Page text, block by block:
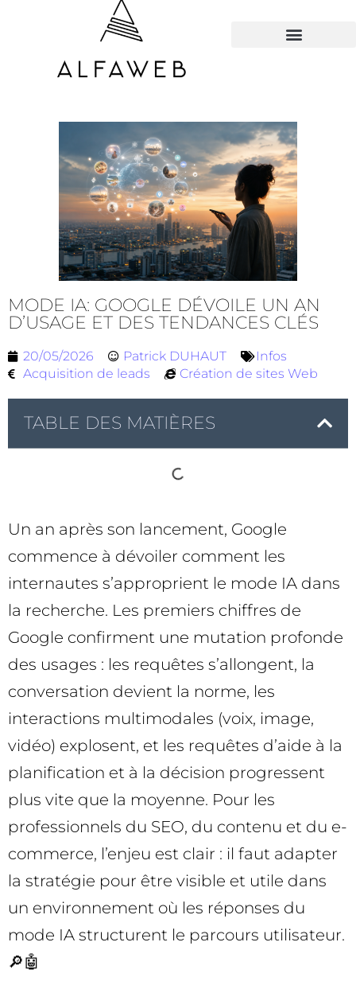
MODE IA: GOOGLE DÉVOILE UN AN
D’USAGE ET DES TENDANCES CLÉS
20/05/2026 Patrick DUHAUT
Infos
Acquisition de leads
Création de sites Web
TABLE DES MATIÈRES
Un an après son lancement, Google
commence à dévoiler comment les
internautes s’approprient le mode IA dans
la recherche. Les premiers chiffres de
Google confirment une mutation profonde
des usages : les requêtes s’allongent, la
conversation devient la norme, les
interactions multimodales (voix, image,
vidéo) explosent, et les requêtes d’aide à la
planification et à la décision progressent
plus vite que la moyenne. Pour les
professionnels du SEO, du contenu et du e-
commerce, l’enjeu est clair : il faut adapter
la stratégie pour être visible et utile dans
un environnement où les réponses du
mode IA structurent le parcours utilisateur.
🔎🤖